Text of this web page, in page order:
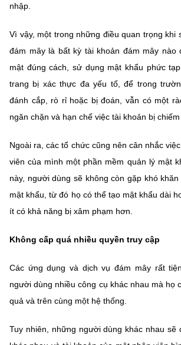
nhập.
Vì vậy, một trong những điều quan trọng khi
đám mây là bất kỳ tài khoản đám mây nào
mật đúng cách, sử dụng mật khẩu phức
trang bị xác thực đa yếu tố, để trong
đánh cắp, rò rỉ hoặc bị đoán, vẫn có một
ngăn chặn và hạn chế việc tài khoản bị
Ngoài ra, các tổ chức cũng nên cân nhắc
viên của mình một phần mềm quản lý mật
này, người dùng sẽ không còn gặp khó
mật khẩu, từ đó họ có thể tạo mật khẩu dài
ít có khả năng bị xâm phạm hơn.
Không cấp quá nhiều quyền truy cập
Các ứng dụng và dịch vụ đám mây rất
người dùng nhiều công cụ khác nhau mà họ
quả và trên cùng một hệ thống.
Tuy nhiên, những người dùng khác nhau sẽ